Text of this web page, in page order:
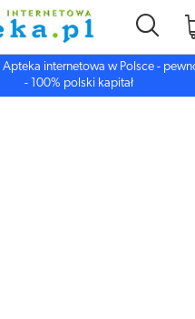
Apteka internetowa w Polsce -
- 100% polski kapitał